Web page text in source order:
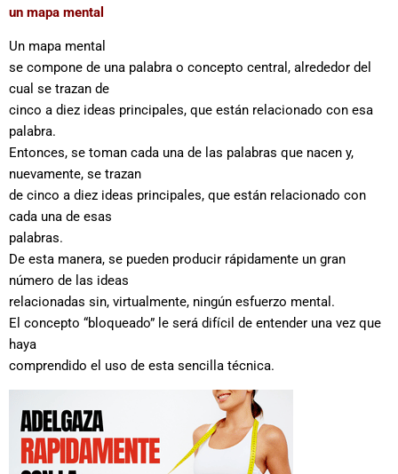
un mapa mental
Un mapa mental
se compone de una palabra o concepto central, alrededor del
cual se trazan de
cinco a diez ideas principales, que están relacionado con esa
palabra.
Entonces, se toman cada una de las palabras que nacen y,
nuevamente, se trazan
de cinco a diez ideas principales, que están relacionado con
cada una de esas
palabras.
De esta manera, se pueden producir rápidamente un gran
número de las ideas
relacionadas sin, virtualmente, ningún esfuerzo mental.
El concepto “bloqueado” le será difícil de entender una vez que
haya
comprendido el uso de esta sencilla técnica.